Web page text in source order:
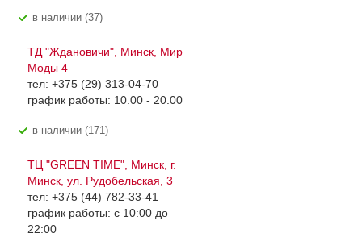
В наличии (37)
ТД "Ждановичи", Минск, Мир
Моды 4
тел: +375 (29) 313-04-70
график работы: 10.00 - 20.00
В наличии (171)
ТЦ "GREEN TIME", Минск, г.
Минск, ул. Рудобельская, 3
тел: +375 (44) 782-33-41
график работы: с 10:00 до
22:00